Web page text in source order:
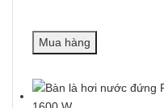
Mua hàng